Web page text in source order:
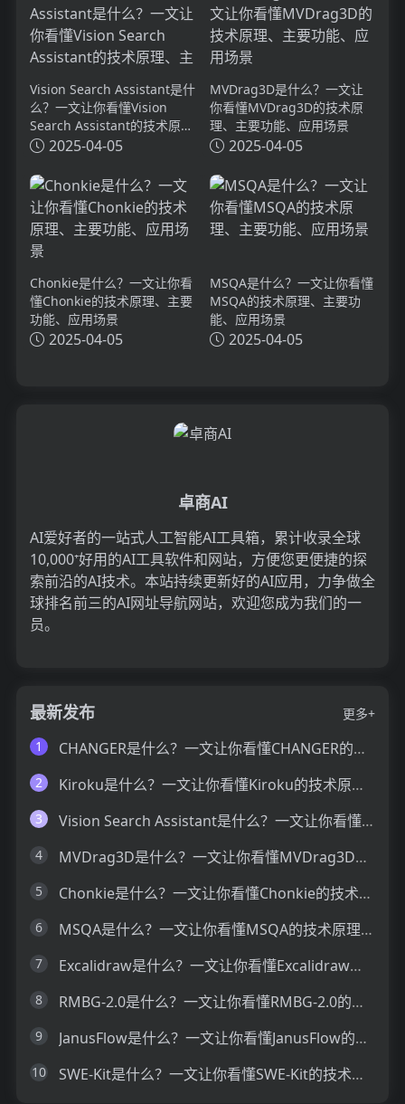
Vision Search Assistant是什
么？一文让你看懂Vision
Search Assistant的技术原
理、主要功能、应用场景
2025-04-05
MVDrag3D是什么？一文让
你看懂MVDrag3D的技术原
理、主要功能、应用场景
2025-04-05
Chonkie是什么？一文让你看
懂Chonkie的技术原理、主要
功能、应用场景
2025-04-05
MSQA是什么？一文让你看懂
MSQA的技术原理、主要功
能、应用场景
2025-04-05
卓商AI
AI爱好者的一站式人工智能AI工具箱，累计收录全球
10,000⁺好用的AI工具软件和网站，方便您更便捷的探
索前沿的AI技术。本站持续更新好的AI应用，力争做全
球排名前三的AI网址导航网站，欢迎您成为我们的一
员。
最新发布
更多+
1
CHANGER是什么？一文让你看懂CHANGER的技术原理、主要功能、应用场景
2 Kiroku是什么？一文让你看懂Kiroku的技术原理、主要功能、应用场景
3 Vision Search Assistant是什么？一文让你看懂Vision Search Assistant的技术原理、主要功能、应用场景
4 MVDrag3D是什么？一文让你看懂MVDrag3D的技术原理、主要功能、应用场景
5 Chonkie是什么？一文让你看懂Chonkie的技术原理、主要功能、应用场景
6 MSQA是什么？一文让你看懂MSQA的技术原理、主要功能、应用场景
7 Excalidraw是什么？一文让你看懂Excalidraw的技术原理、主要功能、应用场景
8 RMBG-2.0是什么？一文让你看懂RMBG-2.0的技术原理、主要功能、应用场景
9 JanusFlow是什么？一文让你看懂JanusFlow的技术原理、主要功能、应用场景
10 SWE-Kit是什么？一文让你看懂SWE-Kit的技术原理、主要功能、应用场景